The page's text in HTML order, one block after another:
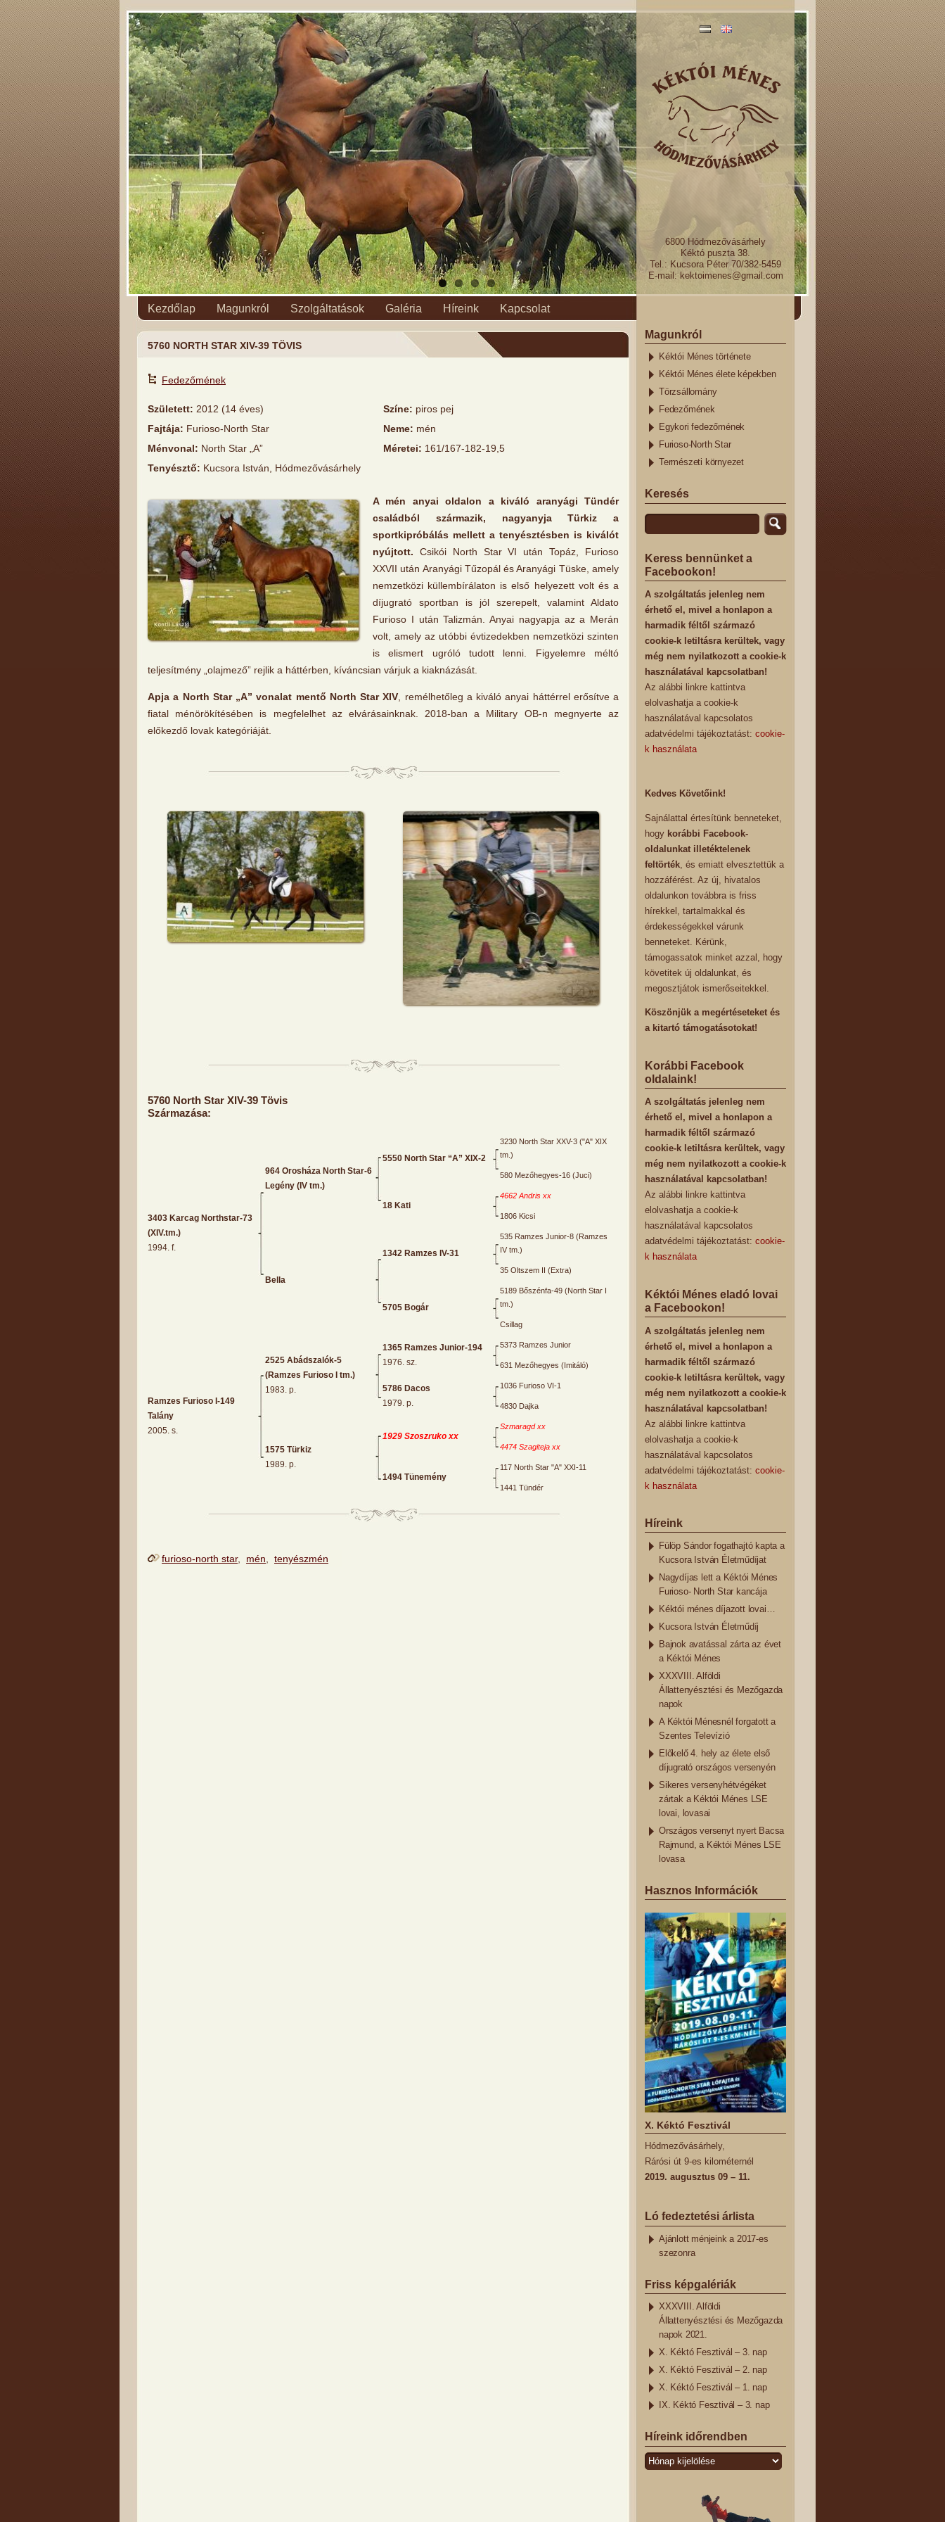
6800 Hódmezővásárhely
Kéktó puszta 38.
Tel.: Kucsora Péter 70/382-5459
E-mail: kektoimenes@gmail.com
Kezdőlap Magunkról Szolgáltatások Galéria Híreink Kapcsolat
5760 NORTH STAR XIV-39 TÖVIS
Fedezőmének
Született: 2012 (14 éves) Színe: piros pej
Fajtája: Furioso-North Star Neme: mén
Ménvonal: North Star „A” Méretei: 161/167-182-19,5
Tenyésztő: Kucsora István, Hódmezővásárhely
A mén anyai oldalon a kiváló aranyági Tündér
családból származik, nagyanyja Türkiz a
sportkipróbálás mellett a tenyésztésben is kiválót
nyújtott. Csikói North Star VI után Topáz, Furioso
XXVII után Aranyági Tűzopál és Aranyági Tüske, amely
nemzetközi küllembírálaton is első helyezett volt és a
díjugrató sportban is jól szerepelt, valamint Aldato
Furioso I után Talizmán. Anyai nagyapja az a Merán
volt, amely az utóbbi évtizedekben nemzetközi szinten
is elismert ugróló tudott lenni. Figyelemre méltó
teljesítmény „olajmező” rejlik a háttérben, kíváncsian várjuk a kiaknázását.
Apja a North Star „A” vonalat mentő North Star XIV , remélhetőleg a kiváló anyai háttérrel erősítve a
fiatal ménörökítésében is megfelelhet az elvárásainknak. 2018-ban a Military OB-n megnyerte az
előkezdő lovak kategóriáját.
5760 North Star XIV-39 Tövis
Származása:
3403 Karcag Northstar-73
(XIV.tm.)
1994. f.
964 Orosháza North Star-6
Legény (IV tm.)
5550 North Star “A” XIX-2
3230 North Star XXV-3 ("A" XIX
tm.)
580 Mezőhegyes-16 (Juci)
18 Kati
4662 Andris xx
1806 Kicsi
Bella
1342 Ramzes IV-31
535 Ramzes Junior-8 (Ramzes
IV tm.)
35 Oltszem II (Extra)
5705 Bogár
5189 Bőszénfa-49 (North Star I
tm.)
Csillag
Ramzes Furioso I-149
Talány
2005. s.
2525 Abádszalók-5
(Ramzes Furioso I tm.)
1983. p.
1365 Ramzes Junior-194
1976. sz.
5373 Ramzes Junior
631 Mezőhegyes (Imitáló)
5786 Dacos
1979. p.
1036 Furioso VI-1
4830 Dajka
1575 Türkiz
1989. p.
1929 Szoszruko xx
Szmaragd xx
4474 Szagiteja xx
1494 Tünemény
117 North Star "A" XXI-11
1441 Tündér
furioso-north star, mén, tenyészmén
Magunkról
Kéktói Ménes története
Kéktói Ménes élete képekben
Törzsállomány
Fedezőmének
Egykori fedezőmének
Furioso-North Star
Természeti környezet
Keresés
Keress bennünket a
Facebookon!
A szolgáltatás jelenleg nem
érhető el, mivel a honlapon a
harmadik féltől származó
cookie-k letiltásra kerültek, vagy
még nem nyilatkozott a cookie-k
használatával kapcsolatban!
Az alábbi linkre kattintva
elolvashatja a cookie-k
használatával kapcsolatos
adatvédelmi tájékoztatást: cookie-
k használata
Kedves Követőink!
Sajnálattal értesítünk benneteket,
hogy korábbi Facebook-
oldalunkat illetéktelenek
feltörték, és emiatt elvesztettük a
hozzáférést. Az új, hivatalos
oldalunkon továbbra is friss
hírekkel, tartalmakkal és
érdekességekkel várunk
benneteket. Kérünk,
támogassatok minket azzal, hogy
követitek új oldalunkat, és
megosztjátok ismerőseitekkel.
Köszönjük a megértéseteket és
a kitartó támogatásotokat!
Korábbi Facebook
oldalaink!
A szolgáltatás jelenleg nem
érhető el, mivel a honlapon a
harmadik féltől származó
cookie-k letiltásra kerültek, vagy
még nem nyilatkozott a cookie-k
használatával kapcsolatban!
Az alábbi linkre kattintva
elolvashatja a cookie-k
használatával kapcsolatos
adatvédelmi tájékoztatást: cookie-
k használata
Kéktói Ménes eladó lovai
a Facebookon!
A szolgáltatás jelenleg nem
érhető el, mivel a honlapon a
harmadik féltől származó
cookie-k letiltásra kerültek, vagy
még nem nyilatkozott a cookie-k
használatával kapcsolatban!
Az alábbi linkre kattintva
elolvashatja a cookie-k
használatával kapcsolatos
adatvédelmi tájékoztatást: cookie-
k használata
Híreink
Fülöp Sándor fogathajtó kapta a
Kucsora István Életműdíjat
Nagydíjas lett a Kéktói Ménes
Furioso- North Star kancája
Kéktói ménes díjazott lovai…
Kucsora István Életműdíj
Bajnok avatással zárta az évet
a Kéktói Ménes
XXXVIII. Alföldi
Állattenyésztési és Mezőgazda
napok
A Kéktói Ménesnél forgatott a
Szentes Televízió
Előkelő 4. hely az élete első
díjugrató országos versenyén
Sikeres versenyhétvégéket
zártak a Kéktói Ménes LSE
lovai, lovasai
Országos versenyt nyert Bacsa
Rajmund, a Kéktói Ménes LSE
lovasa
Hasznos Információk
X. Kéktó Fesztivál
Hódmezővásárhely,
Rárósi út 9-es kilométernél
2019. augusztus 09 – 11.
Ló fedeztetési árlista
Ajánlott ménjeink a 2017-es
szezonra
Friss képgalériák
XXXVIII. Alföldi
Állattenyésztési és Mezőgazda
napok 2021.
X. Kéktó Fesztivál – 3. nap
X. Kéktó Fesztivál – 2. nap
X. Kéktó Fesztivál – 1. nap
IX. Kéktó Fesztivál – 3. nap
Híreink időrendben